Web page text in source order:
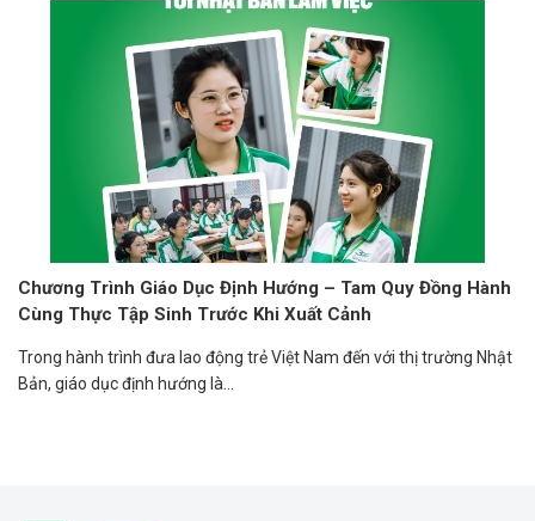
Chương Trình Giáo Dục Định Hướng – Tam Quy Đồng Hành
Cùng Thực Tập Sinh Trước Khi Xuất Cảnh
Trong hành trình đưa lao động trẻ Việt Nam đến với thị trường Nhật
Bản, giáo dục định hướng là...